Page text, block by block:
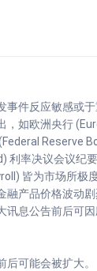
事件反应敏感或
，如欧洲央行
Reserve
利率决议会议纪
皆为市场所极
融产品价格波动
讯息公告前后可
后可能会被扩大。